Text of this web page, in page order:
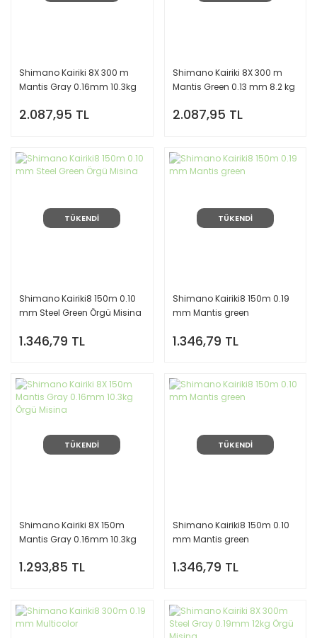
Shimano Kairiki 8X 300 m
Mantis Gray 0.16mm 10.3kg
2.087,95 TL
Shimano Kairiki 8X 300 m
Mantis Green 0.13 mm 8.2 kg
2.087,95 TL
TÜKENDİ
Shimano Kairiki8 150m 0.10
mm Steel Green Örgü Misina
1.346,79 TL
TÜKENDİ
Shimano Kairiki8 150m 0.19
mm Mantis green
1.346,79 TL
TÜKENDİ
Shimano Kairiki 8X 150m
Mantis Gray 0.16mm 10.3kg
1.293,85 TL
TÜKENDİ
Shimano Kairiki8 150m 0.10
mm Mantis green
1.346,79 TL